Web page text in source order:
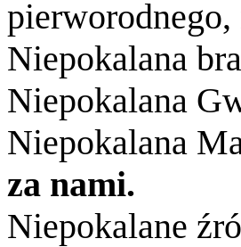
pierworodnego,
Niepokalana
Niepokalana
Niepokalana
za nami.
Niepokalane